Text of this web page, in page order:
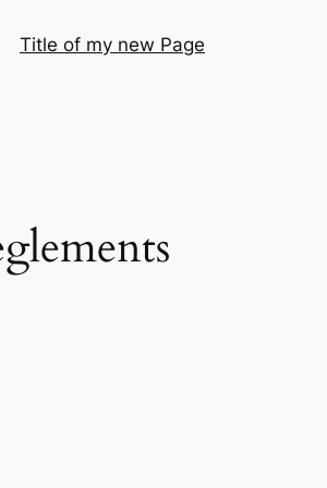
Title of my new Page